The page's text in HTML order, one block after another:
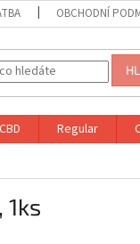
OBCHODNÍ
CBD Regular